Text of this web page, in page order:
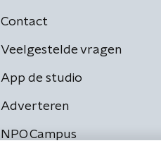
Contact
Veelgestelde vragen
App de studio
Adverteren
NPO Campus